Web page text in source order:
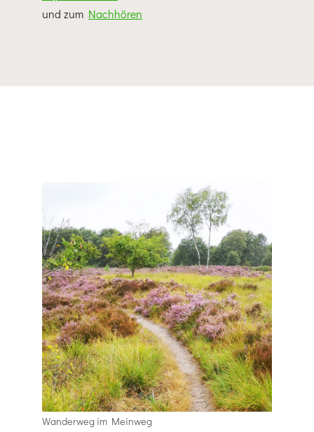
und zum Nachhören
Wanderweg im Meinweg